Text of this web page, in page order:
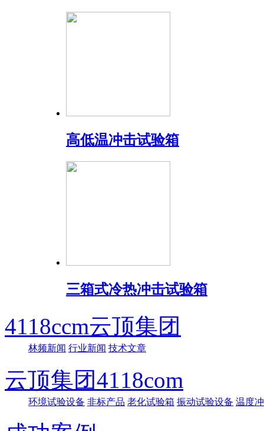
高低温冲击试验箱
三箱式冷热冲击试验箱
4118ccm云顶集团
林频新闻 行业新闻 技术文章
云顶集团4118com
环境试验设备 非标产品 老化试验箱 振动试验设备 温度